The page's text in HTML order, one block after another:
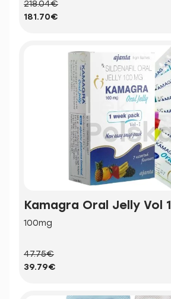
218.04€
181.70€
Kamagra Oral Jelly Vol 1
100mg
47.75€
39.79€